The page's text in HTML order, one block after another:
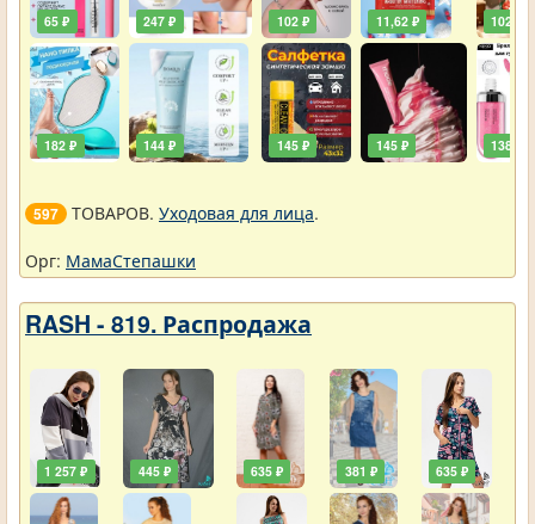
65 ₽
182 ₽
247 ₽
144 ₽
102 ₽
145 ₽
11,62 ₽
145 ₽
102 ₽
138 ₽
597 ТОВАРОВ. Уходовая для лица.
Орг: МамаСтепашки
RASH - 819. Распродажа
1 257 ₽ 445 ₽ 635 ₽ 381 ₽ 635 ₽